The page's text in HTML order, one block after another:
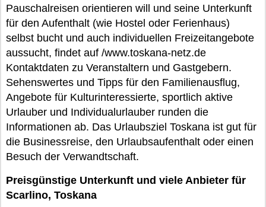
Pauschalreisen orientieren will und seine Unterkunft
für den Aufenthalt (wie Hostel oder Ferienhaus)
selbst bucht und auch individuellen Freizeitangebote
aussucht, findet auf /www.toskana-netz.de
Kontaktdaten zu Veranstaltern und Gastgebern.
Sehenswertes und Tipps für den Familienausflug,
Angebote für Kulturinteressierte, sportlich aktive
Urlauber und Individualurlauber runden die
Informationen ab. Das Urlaubsziel Toskana ist gut für
die Businessreise, den Urlaubsaufenthalt oder einen
Besuch der Verwandtschaft.
Preisgünstige Unterkunft und viele Anbieter für
Scarlino, Toskana